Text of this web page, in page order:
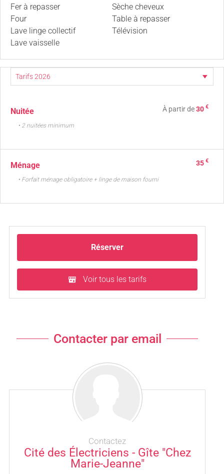
Fer à repasser
Four
Lave linge collectif
Lave vaisselle
Sèche cheveux
Table à repasser
Télévision
Nuitée À partir de30 €
• 2 nuitées minimum
Ménage 35 €
• Forfait ménage obligatoire + linge de maison fourni
Réserver
Voir tous les tarifs
Contacter par email
Contactez
Cité des Électriciens - Gîte "Chez
Marie-Jeanne"